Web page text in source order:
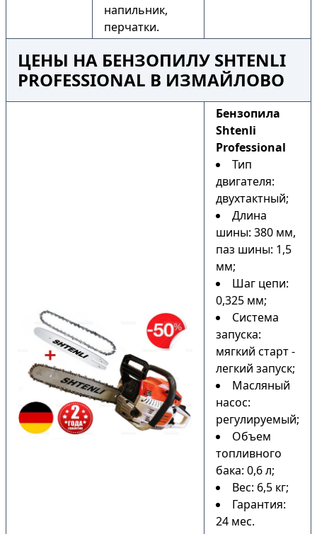
напильник,
перчатки.
ЦЕНЫ НА БЕНЗОПИЛУ SHTENLI
PROFESSIONAL В ИЗМАЙЛОВО
Бензопила
Shtenli
Professional
Тип
двигателя:
двухтактный;
Длина
шины: 380 мм,
паз шины: 1,5
мм;
Шаг цепи:
0,325 мм;
Система
запуска:
мягкий старт -
легкий запуск;
Масляный
насос:
регулируемый;
Объем
топливного
бака: 0,6 л;
Вес: 6,5 кг;
Гарантия:
24 мес.